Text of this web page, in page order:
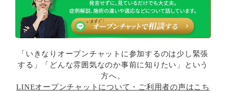
「いきなりオープンチャットに参加するのは少し緊張
する」「どんな雰囲気なのか事前に知りたい」という
方へ。
LINEオープンチャットについて・ご利用者の声はこち